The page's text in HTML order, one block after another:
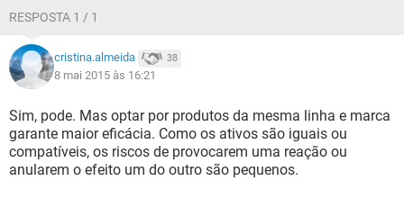
RESPOSTA 1 / 1
cristina.almeida 38
8 mai 2015 às 16:21
Sim, pode. Mas optar por produtos da mesma linha e marca
garante maior eficácia. Como os ativos são iguais ou
compatíveis, os riscos de provocarem uma reação ou
anularem o efeito um do outro são pequenos.